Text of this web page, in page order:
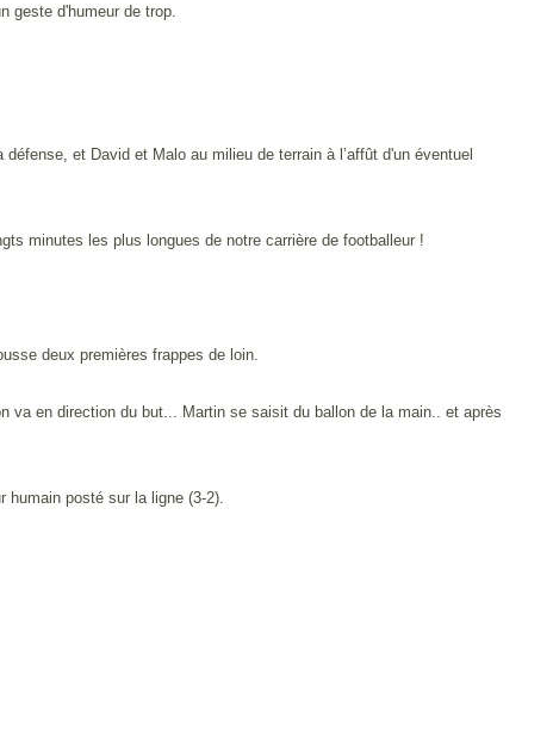
geste d'humeur de trop.
et David et Malo au milieu de terrain à l’affût d'un éventuel
minutes les plus longues de notre carrière de footballeur !
deux premières frappes de loin.
va en direction du but... Martin se saisit du ballon de la main.. et après
posté sur la ligne (3-2).